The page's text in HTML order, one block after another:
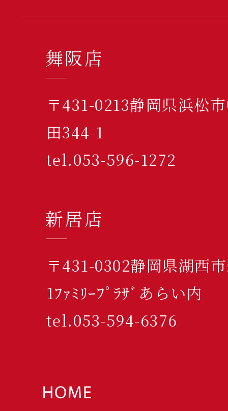
舞阪店
〒431-0213静岡県浜松
田344-1
tel.053-596-1272
新居店
〒431-0302静岡県湖西
1ﾌｧﾐﾘｰﾌﾟﾗｻﾞあらい内
tel.053-594-6376